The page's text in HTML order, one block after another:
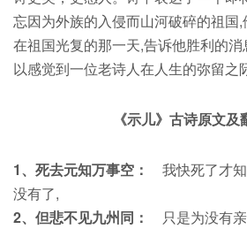
忘因为外族的入侵而山河破碎的祖国
在祖国光复的那一天,告诉他胜利的
以感觉到一位老诗人在人生的弥留之
《示儿》古诗原文及
1、死去元知万事空： 我快死了才
没有了,
2、但悲不见九州同：
只是为没有